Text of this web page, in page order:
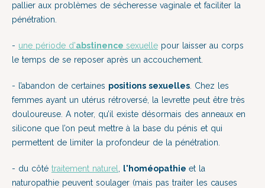
pallier aux problèmes de sécheresse vaginale et faciliter la
pénétration.
- une période d’abstinence sexuelle pour laisser au corps
le temps de se reposer après un accouchement.
- l’abandon de certaines positions sexuelles . Chez les
femmes ayant un utérus rétroversé, la levrette peut être très
douloureuse. A noter, qu’il existe désormais des anneaux en
silicone que l’on peut mettre à la base du pénis et qui
permettent de limiter la profondeur de la pénétration.
- du côté traitement naturel l'homéopathie et la
naturopathie peuvent soulager (mais pas traiter les causes